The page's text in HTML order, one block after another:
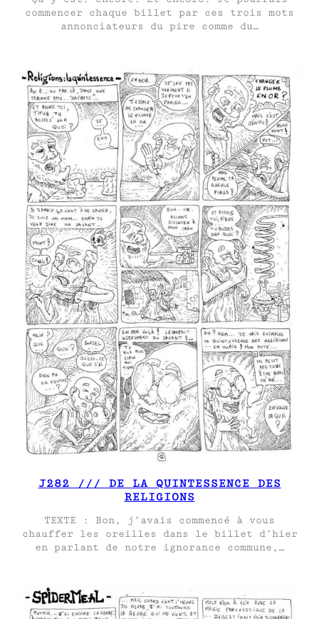
commencer chaque billet par ces trois mots
annonciateurs du pire comme du…
J282 /// DE LA QUINTESSENCE DES
RELIGIONS
TEXTE : Bon, j’avais commencé à vous
chauffer les oreilles dans le billet d’hier
en parlant de notre ignorance commune,…